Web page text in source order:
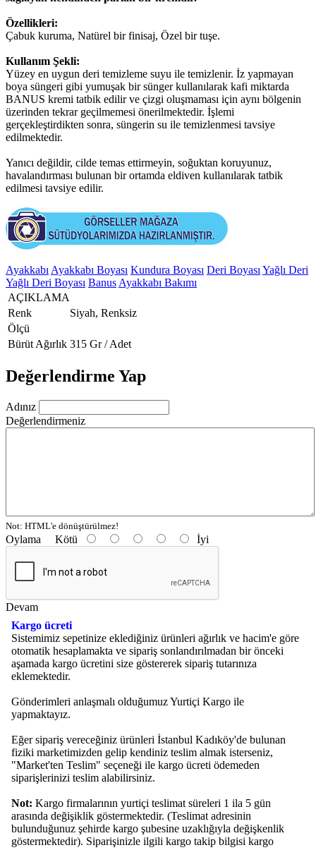
Özellikleri:
Çabuk kuruma, Natürel bir finisaj, Özel bir tuşe.
Kullanım Şekli:
Yüzey en uygun deri temizleme suyu ile temizlenir. İz yapmayan
boya süngeri gibi yumuşak bir sünger kullanılarak kafi miktarda
BANUS kremi tatbik edilir ve çizgi oluşmaması için aynı bölgenin
üzerinden tekrar geçilmemesi önerilmektedir. İşlemi
gerçekleştirdikten sonra, süngerin su ile temizlenmesi tavsiye
edilmektedir.
Yanıcı değildir, cilde temas ettirmeyin, soğuktan koruyunuz,
havalandırması bulunan bir ortamda eldiven kullanılarak tatbik
edilmesi tavsiye edilir.
Ayakkabı Ayakkabı Boyası Kundura Boyası Deri Boyası Yağlı Deri
Yağlı Deri Boyası Banus Ayakkabı Bakımı
AÇIKLAMA
Renk
Siyah, Renksiz
Ölçü
Bürüt Ağırlık 315 Gr / Adet
Değerlendirme Yap
Adınız
Değerlendirmeniz
Not: HTML'e dönüştürülmez!
Oylama Kötü İyi
Devam